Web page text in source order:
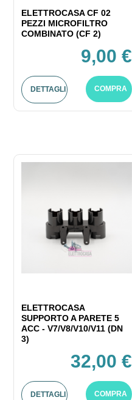
ELETTROCASA CF 02
PEZZI MICROFILTRO
COMBINATO (CF 2)
9,00 €
DETTAGLI COMPRA
ELETTROCASA
SUPPORTO A PARETE 5
ACC - V7/V8/V10/V11 (DN
3)
32,00 €
DETTAGLI COMPRA